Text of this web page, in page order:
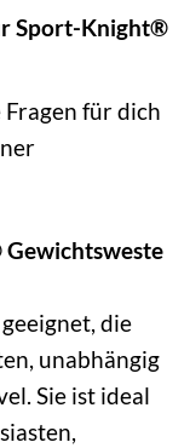
Sport-Knight®
für dich
die
unabhängig
Sie ist ideal